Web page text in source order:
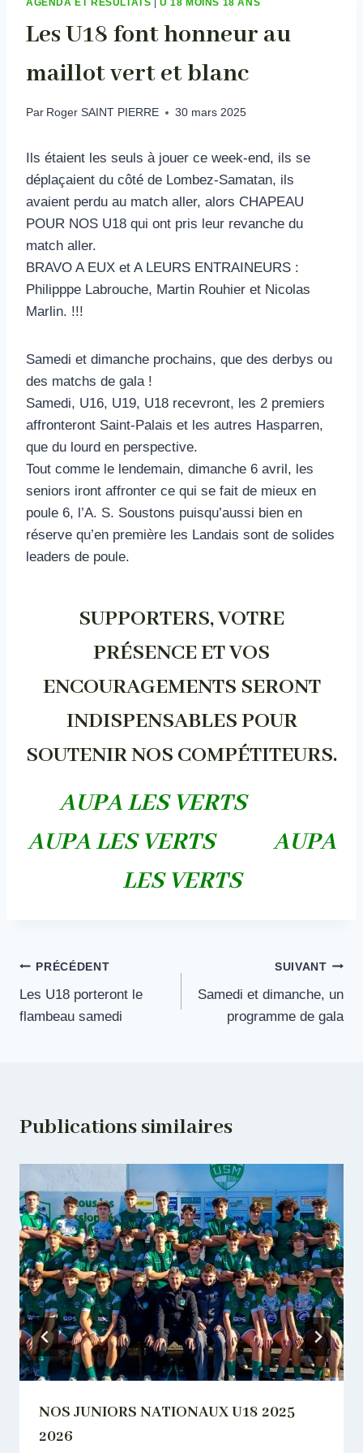
Les U18 font honneur au
maillot vert et blanc
Par Roger SAINT PIERRE 30 mars 2025
Ils étaient les seuls à jouer ce week-end, ils se
déplaçaient du côté de Lombez-Samatan, ils
avaient perdu au match aller, alors CHAPEAU
POUR NOS U18 qui ont pris leur revanche du
match aller.
BRAVO A EUX et A LEURS ENTRAINEURS :
Philipppe Labrouche, Martin Rouhier et Nicolas
Marlin. !!!
Samedi et dimanche prochains, que des derbys ou
des matchs de gala !
Samedi, U16, U19, U18 recevront, les 2 premiers
affronteront Saint-Palais et les autres Hasparren,
que du lourd en perspective.
Tout comme le lendemain, dimanche 6 avril, les
seniors iront affronter ce qui se fait de mieux en
poule 6, l’A. S. Soustons puisqu’aussi bien en
réserve qu’en première les Landais sont de solides
leaders de poule.
SUPPORTERS, VOTRE
PRÉSENCE ET VOS
ENCOURAGEMENTS SERONT
INDISPENSABLES POUR
SOUTENIR NOS COMPÉTITEURS.
AUPA LES VERTS
AUPA LES VERTS AUPA
LES VERTS
Navigation
de
PRÉCÉDENT
Les U18 porteront le
flambeau samedi
SUIVANT
Samedi et dimanche, un
programme de gala
Publications similaires
NOS JUNIORS NATIONAUX U18 2025
2026